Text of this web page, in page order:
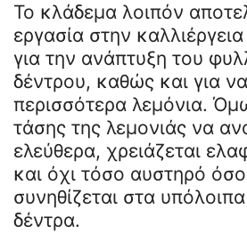
Το κλάδεμα λοιπόν
εργασία στην
για την ανάπτυξη του
δέντρου, καθώς και για
περισσότερα λεμόνια.
τάσης της λεμονιάς να
ελεύθερα, χρειάζεται
και όχι τόσο αυστηρό
συνηθίζεται στα
δέντρα.